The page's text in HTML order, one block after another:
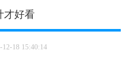
才好看
12-18 15:40:14